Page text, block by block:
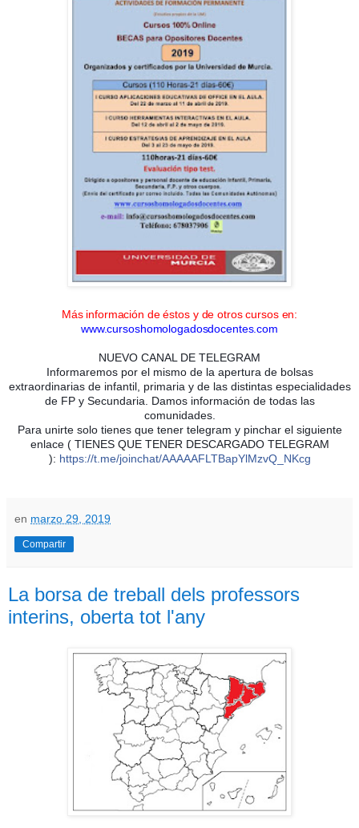
Más información de éstos y de otros cursos en:
www.cursoshomologadosdocentes.com
NUEVO CANAL DE TELEGRAM
Informaremos por el mismo de la apertura de bolsas
extraordinarias de infantil, primaria y de las distintas especialidades
de FP y Secundaria. Damos información de todas las
comunidades.
Para unirte solo tienes que tener telegram y pinchar el siguiente
enlace ( TIENES QUE TENER DESCARGADO TELEGRAM
): https://t.me/joinchat/AAAAAFLTBapYlMzvQ_NKcg
en marzo 29, 2019
Compartir
La borsa de treball dels professors
interins, oberta tot l'any